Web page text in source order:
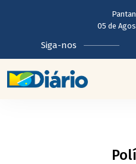
05 de
Siga-nos